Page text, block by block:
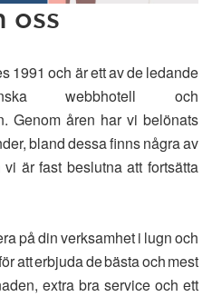
oss
1991 och är ett av de ledande
webbhotell och
Genom åren har vi belönats
bland dessa finns några av
är fast beslutna att fortsätta
på din verksamhet i lugn och
att erbjuda de bästa och mest
extra bra service och ett